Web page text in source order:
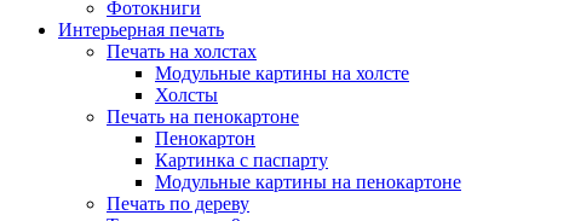
Фотокниги
Интерьерная печать
Печать на холстах
Модульные картины на холсте
Холсты
Печать на пенокартоне
Пенокартон
Картинка с паспарту
Модульные картины на пенокартоне
Печать по дереву